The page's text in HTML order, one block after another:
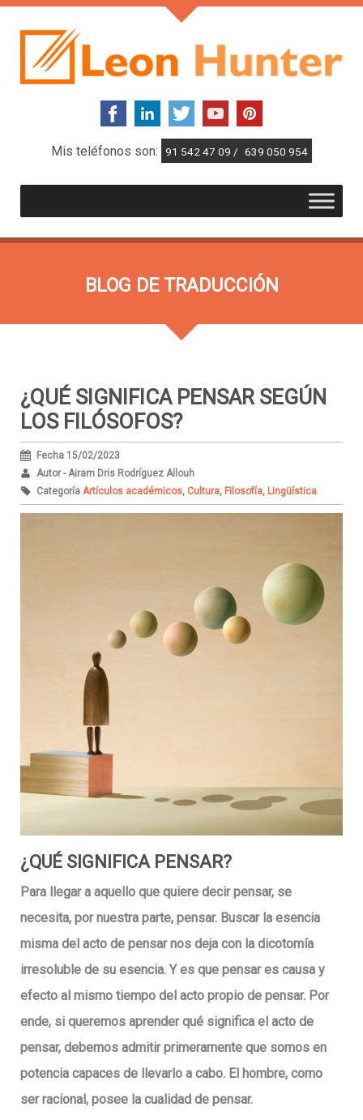
Mis teléfonos son: 91 542 47 09 / 639 050 954
BLOG DE TRADUCCIÓN
¿QUÉ SIGNIFICA PENSAR SEGÚN
LOS FILÓSOFOS?
Fecha 15/02/2023
Autor - Airam Dris Rodríguez Allouh
Categoría Artículos académicos, Cultura, Filosofía, Lingüística
¿QUÉ SIGNIFICA PENSAR?
Para llegar a aquello que quiere decir pensar, se
necesita, por nuestra parte, pensar. Buscar la esencia
misma del acto de pensar nos deja con la dicotomía
irresoluble de su esencia. Y es que pensar es causa y
efecto al mismo tiempo del acto propio de pensar. Por
ende, si queremos aprender qué significa el acto de
pensar, debemos admitir primeramente que somos en
potencia capaces de llevarlo a cabo. El hombre, como
ser racional, posee la cualidad de pensar.